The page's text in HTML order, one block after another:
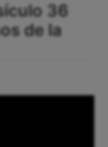
36
de la